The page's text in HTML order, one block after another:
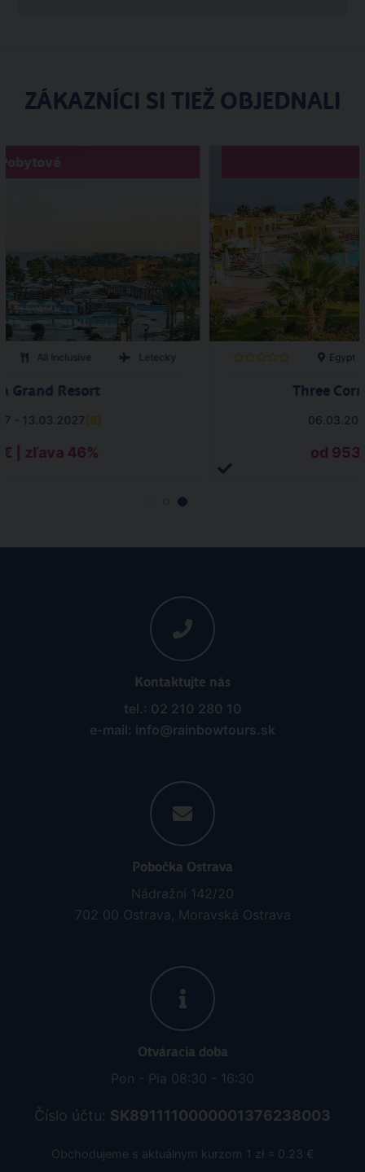
ZÁKAZNÍCI SI TIEŽ OBJEDNALI
All Inclusive Letecky
Grand Resort
- 13.03.2027(8)
| zľava 46%
Egypt
Three
od 953
Kontaktujte nás
tel.: 02 210 280 10
e-mail: info@rainbowtours.sk
Pobočka Ostrava
Nádražní 142/20
702 00 Ostrava, Moravská Ostrava
Otváracia doba
Pon - Pia 08:30 - 16:30
Číslo účtu: SK8911110000001376238003
Obchodujeme s aktuálnym kurzom 1 zł = 0.23 €